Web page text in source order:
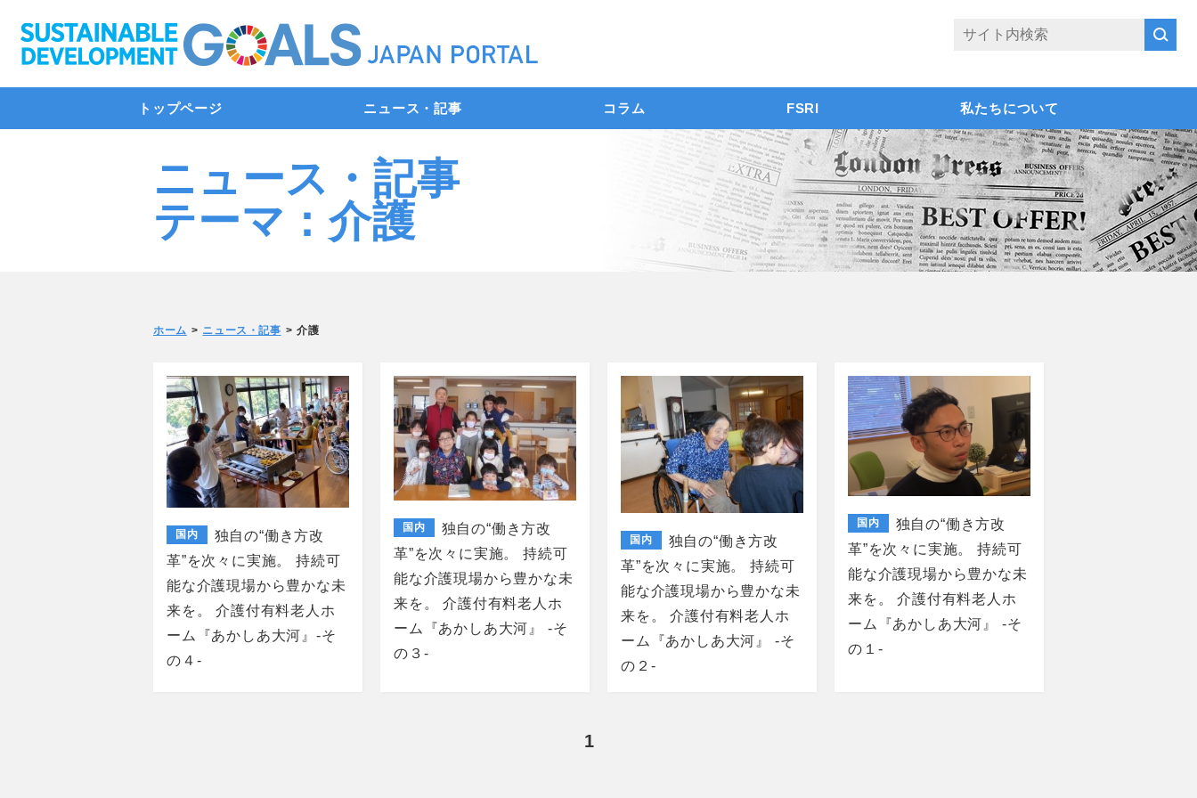
トップページ ニュース・記事 コラム FSRI 私たちについて
ニュース・記事
テーマ：介護
ホーム ニュース・記事 介護
国内
独自の“働き方改
革”を次々に実施。 持続可
能な介護現場から豊かな未
来を。 介護付有料老人ホ
ーム『あかしあ大河』-そ
の４-
国内
独自の“働き方改
革”を次々に実施。 持続可
能な介護現場から豊かな未
来を。 介護付有料老人ホ
ーム『あかしあ大河』 -そ
の３-
国内
独自の“働き方改
革”を次々に実施。 持続可
能な介護現場から豊かな未
来を。 介護付有料老人ホ
ーム『あかしあ大河』 -そ
の２-
国内
独自の“働き方改
革”を次々に実施。 持続可
能な介護現場から豊かな未
来を。 介護付有料老人ホ
ーム『あかしあ大河』 -そ
の１-
1